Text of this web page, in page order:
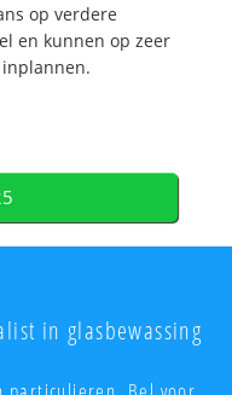
op verdere
en kunnen op zeer
in glasbewassing